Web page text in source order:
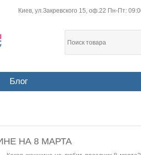
Киев, ул.Закревского 15, оф.22 Пн-Пт:
Блог
НА 8 МАРТА